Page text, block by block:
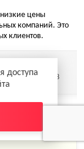
цены
компаний. Это
клиентов.
4,8
доступа